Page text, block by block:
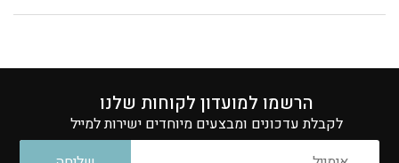
הרשמו למועדון לקוחות שלנו
לקבלת עדכונים ומבצעים מיוחדים ישירות למייל